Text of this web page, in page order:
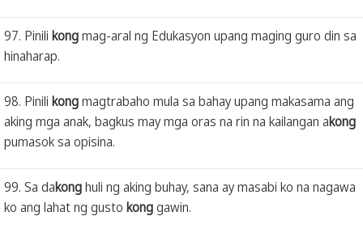
97. Pinili kongmag-aral ng Edukasyon upang maging guro din sa
hinaharap.
98. Pinili kongmagtrabaho mula sa bahay upang makasama ang
aking mga anak, bagkus may mga oras na rin na kailangan akong
pumasok sa opisina.
99. Sa dakonghuli ng aking buhay, sana ay masabi ko na nagawa
ko ang lahat ng gusto konggawin.